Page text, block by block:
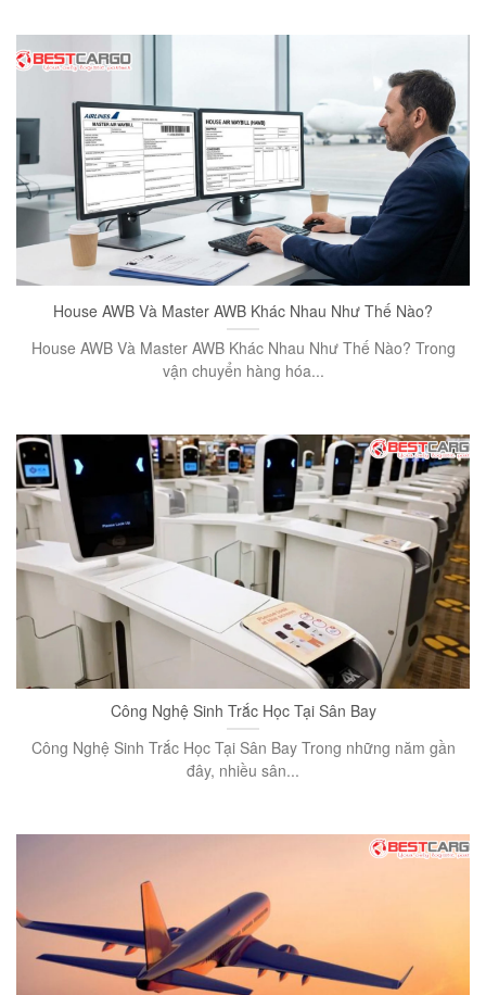
House AWB Và Master AWB Khác Nhau Như Thế Nào?
House AWB Và Master AWB Khác Nhau Như Thế Nào? Trong
vận chuyển hàng hóa...
Công Nghệ Sinh Trắc Học Tại Sân Bay
Công Nghệ Sinh Trắc Học Tại Sân Bay Trong những năm gần
đây, nhiều sân...